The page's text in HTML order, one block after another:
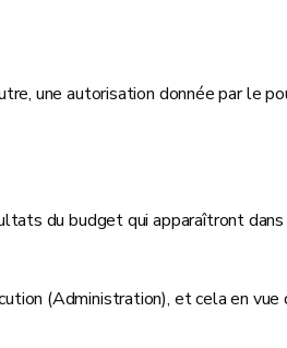
une autorisation donnée par le
du budget qui apparaîtront
(Administration), et cela en vue